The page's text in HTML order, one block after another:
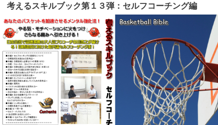
考えるスキルブック第１３弾：セルフコーチング編